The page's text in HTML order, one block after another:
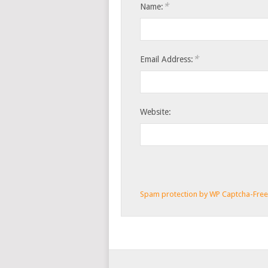
Name: *
Email Address: *
Website:
Spam protection by WP Captcha-Free